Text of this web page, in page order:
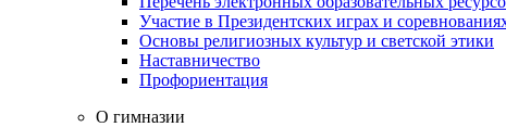
Участие в Президентских играх и
Основы религиозных культур и светской этики
Наставничество
Профориентация
О гимназии